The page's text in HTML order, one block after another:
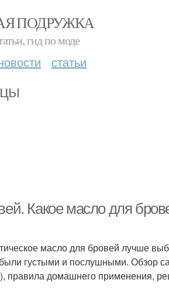
ПОДРУЖКА
гид по моде
статьи
Какое масло для
масло для бровей лучше
густыми и послушными. Обзор
правила домашнего применения,